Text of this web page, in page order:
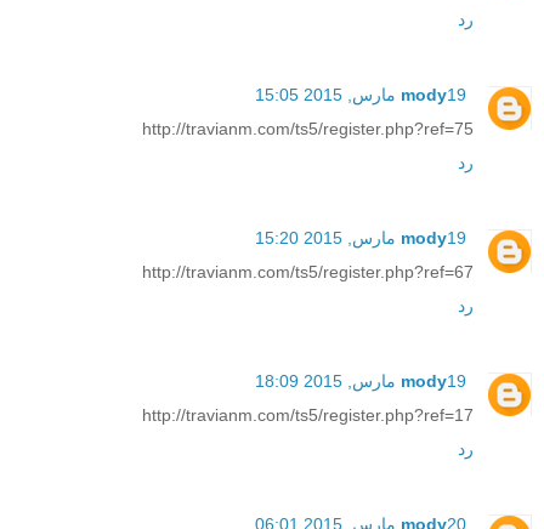
رد
mody19 مارس, 2015 15:05
http://travianm.com/ts5/register.php?ref=75
رد
mody19 مارس, 2015 15:20
http://travianm.com/ts5/register.php?ref=67
رد
mody19 مارس, 2015 18:09
http://travianm.com/ts5/register.php?ref=17
رد
mody20 مارس, 2015 06:01